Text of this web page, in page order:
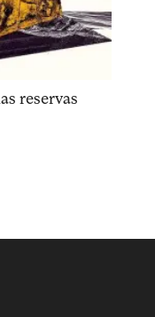
reservas
de envíos